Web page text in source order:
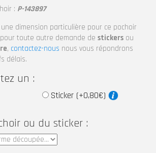
: P-143897
dimension particulière pour ce pochoir
pour toute autre demande de stickers ou
, contactez-nous nous vous répondrons
délais.
un :
Sticker (+0,80€)
ou du sticker :